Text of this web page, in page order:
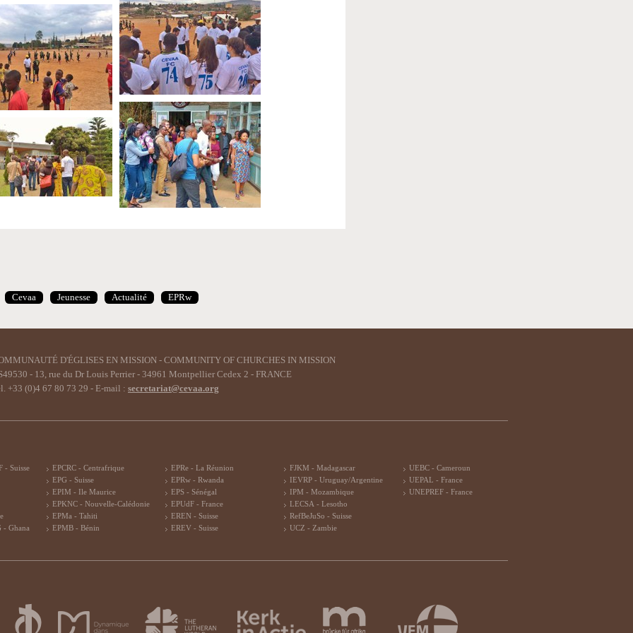
Cevaa Jeunesse Actualité EPRw
D'ÉGLISES EN MISSION - COMMUNITY OF CHURCHES IN MISSION
- 13, rue du Dr Louis Perrier - 34961 Montpellier Cedex 2 - FRANCE
+33 (0)4 67 80 73 29 - E-mail : secretariat@cevaa.org
- Suisse
- Ghana
EPCRC - Centrafrique
EPG - Suisse
EPIM - Ile Maurice
EPKNC - Nouvelle-Calédonie
EPMa - Tahiti
EPMB - Bénin
EPRe - La Réunion
EPRw - Rwanda
EPS - Sénégal
EPUdF - France
EREN - Suisse
EREV - Suisse
FJKM - Madagascar
IEVRP - Uruguay/Argentine
IPM - Mozambique
LECSA - Lesotho
RefBeJuSo - Suisse
UCZ - Zambie
UEBC - Cameroun
UEPAL - France
UNEPREF - France